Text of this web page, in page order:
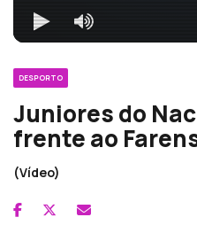
DESPORTO
Juniores do
frente ao
(Vídeo)